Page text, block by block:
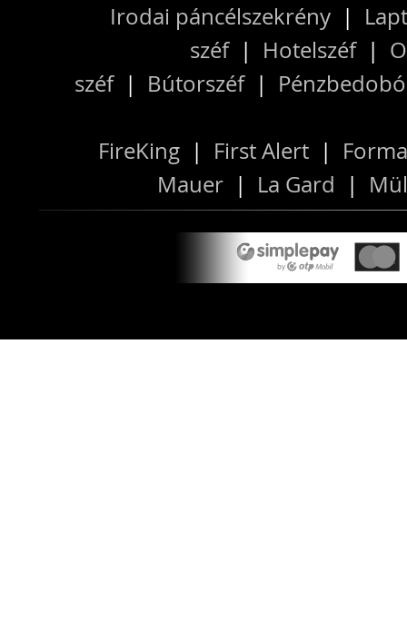
Irodai páncélszekrény |
széf| Hotelszéf|
széf| Bútorszéf|
FireKing | First Alert |
Mauer | La Gard |